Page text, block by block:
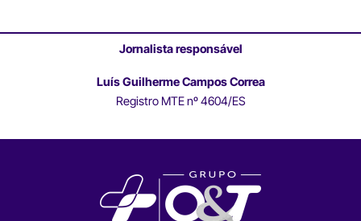
Jornalista responsável
Luís Guilherme Campos Correa
Registro MTE nº 4604/ES